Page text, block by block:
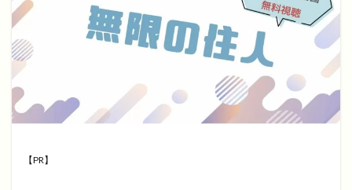
【PR】
無料視聴動画
検索